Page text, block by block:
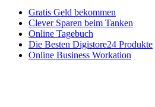
Gratis Geld bekommen
Clever Sparen beim Tanken
Online Tagebuch
Die Besten Digistore24 Produkte
Online Business Workation